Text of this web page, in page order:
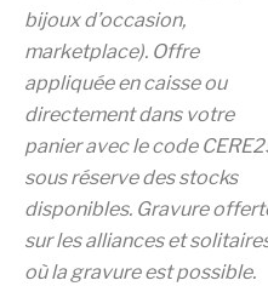
bijoux d’occasion,
marketplace). Offre
appliquée en caisse ou
directement dans votre
panier avec le code
sous réserve des stocks
disponibles. Gravure
sur les alliances et
où la gravure est possible.